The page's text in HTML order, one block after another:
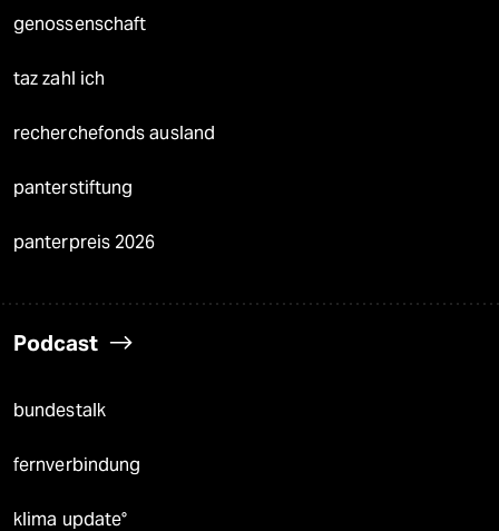
genossenschaft
taz zahl ich
recherchefonds ausland
panterstiftung
panterpreis 2026
Podcast
bundestalk
fernverbindung
klima update°